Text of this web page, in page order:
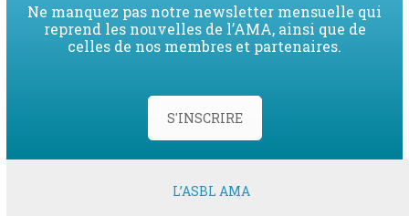
Ne manquez pas notre newsletter mensuelle qui
reprend les nouvelles de l’AMA, ainsi que de
celles de nos membres et partenaires.
S'INSCRIRE
L’ASBL AMA